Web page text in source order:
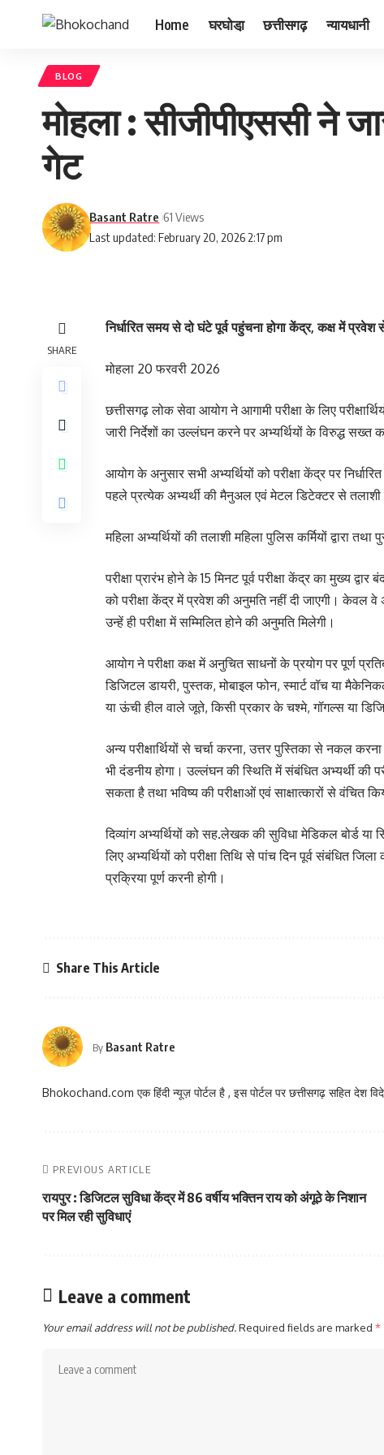
Home घरघोडा़ छत्तीसगढ़ न्यायधानी
BLOG
मोहला : सीजीपीएससी ने
गेट
Last updated: February 20, 2026 2:17 pm
Basant Ratre 61 Views
SHARE
निर्धारित समय से दो घंटे पूर्व पहुंचना होगा केंद्र, कक्ष में प्रवेश
मोहला 20 फरवरी 2026
छत्तीसगढ़ लोक सेवा आयोग ने आगामी परीक्षा के लिए
जारी निर्देशों का उल्लंघन करने पर अभ्यर्थियों के विरुद्ध सख्त
आयोग के अनुसार सभी अभ्यर्थियों को परीक्षा केंद्र पर
पहले प्रत्येक अभ्यर्थी की मैनुअल एवं मेटल डिटेक्टर से तलाशी
महिला अभ्यर्थियों की तलाशी महिला पुलिस कर्मियों द्वारा
परीक्षा प्रारंभ होने के 15 मिनट पूर्व परीक्षा केंद्र का मुख्य
को परीक्षा केंद्र में प्रवेश की अनुमति नहीं दी जाएगी। केवल वे
उन्हें ही परीक्षा में सम्मिलित होने की अनुमति मिलेगी।
आयोग ने परीक्षा कक्ष में अनुचित साधनों के प्रयोग पर पूर्ण
डिजिटल डायरी, पुस्तक, मोबाइल फोन, स्मार्ट वॉच या
या ऊंची हील वाले जूते, किसी प्रकार के चश्मे, गॉगल्स या
अन्य परीक्षार्थियों से चर्चा करना, उत्तर पुस्तिका से नकल
भी दंडनीय होगा। उल्लंघन की स्थिति में संबंधित अभ्यर्थी की
सकता है तथा भविष्य की परीक्षाओं एवं साक्षात्कारों से वंचित
दिव्यांग अभ्यर्थियों को सह.लेखक की सुविधा मेडिकल बोर्ड
लिए अभ्यर्थियों को परीक्षा तिथि से पांच दिन पूर्व संबंधित
प्रक्रिया पूर्ण करनी होगी।
Share This Article
By Basant Ratre
Bhokochand.com एक हिंदी न्यूज़ पोर्टल है , इस पोर्टल पर छत्तीसगढ़ सहित देश
PREVIOUS ARTICLE
रायपुर : डिजिटल सुविधा केंद्र में 86 वर्षीय भक्तिन राय को अंगूठे के निशान
पर मिल रही सुविधाएं
Leave a comment
Your email address will not be published.Required fields are marked *